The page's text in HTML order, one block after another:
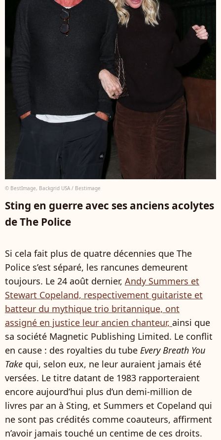
© BestImage, Backgrid USA / Bestimage
Sting en guerre avec ses anciens acolytes
de The Police
Si cela fait plus de quatre décennies que The
Police s’est séparé, les rancunes demeurent
toujours. Le 24 août dernier, Andy Summers et
Stewart Copeland, respectivement guitariste et
batteur du mythique trio britannique, ont
assigné en justice leur ancien chanteur, ainsi que
sa société Magnetic Publishing Limited. Le conflit
en cause : des royalties du tube Every Breath You
Take qui, selon eux, ne leur auraient jamais été
versées. Le titre datant de 1983 rapporteraient
encore aujourd’hui plus d’un demi-million de
livres par an à Sting, et Summers et Copeland qui
ne sont pas crédités comme coauteurs, affirment
n’avoir jamais touché un centime de ces droits.